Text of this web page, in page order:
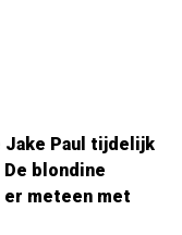
Jake Paul tijdelijk
blondine
er meteen met